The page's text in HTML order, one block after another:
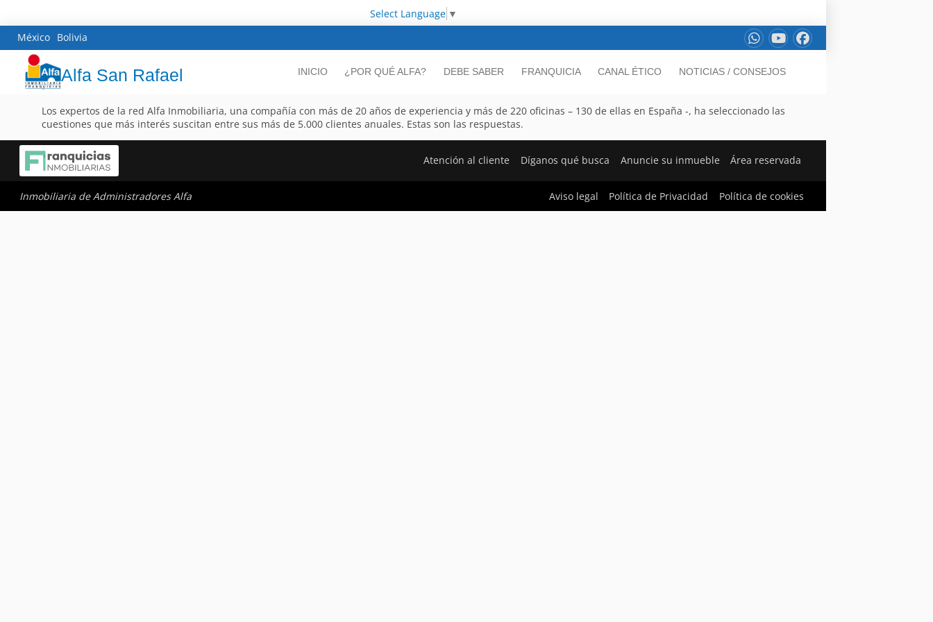
Select Language ▼
México Bolivia
Alfa San Rafael INICIO ¿POR QUÉ ALFA? DEBE SABER FRANQUICIA CANAL ÉTICO NOTICIAS / CONSEJOS
Los expertos de la red Alfa Inmobiliaria, una compañía con más de 20 años de experiencia y más de 220 oficinas – 130 de ellas en España -, ha seleccionado las
cuestiones que más interés suscitan entre sus más de 5.000 clientes anuales. Estas son las respuestas.
Atención al cliente Díganos qué busca Anuncie su inmueble Área reservada
Inmobiliaria de Administradores Alfa Aviso legal Política de Privacidad Política de cookies